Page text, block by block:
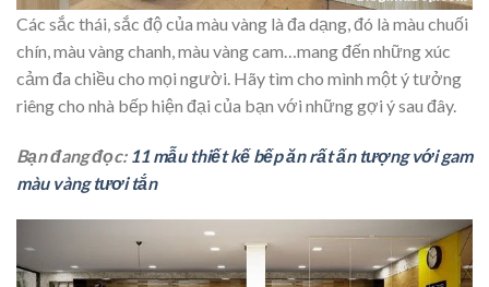
Các sắc thái, sắc độ của màu vàng là đa dạng, đó là màu chuối
chín, màu vàng chanh, màu vàng cam…mang đến những xúc
cảm đa chiều cho mọi người. Hãy tìm cho mình một ý tưởng
riêng cho nhà bếp hiện đại của bạn với những gợi ý sau đây.
Bạn đang đọc: 11 mẫu thiết kế bếp ăn rất ấn tượng với gam
màu vàng tươi tắn